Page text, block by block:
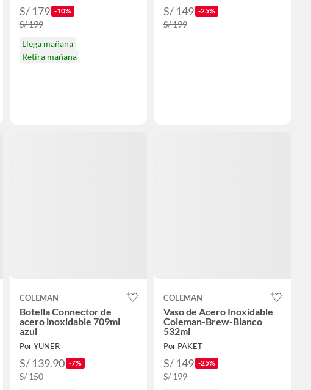
S/ 179 -10%
S/ 199
Llega mañana
Retira mañana
S/ 149 -25%
S/ 199
COLEMAN
Botella Connector de
acero inoxidable 709ml
azul
Por YUNER
S/ 139.90 -7%
S/ 150
COLEMAN
Vaso de Acero Inoxidable
Coleman-Brew-Blanco
532ml
Por PAKET
S/ 149 -25%
S/ 199